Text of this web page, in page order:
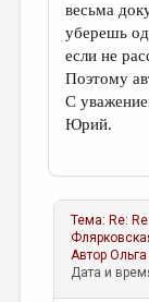
весьма
уберешь
если не
Поэтому
С
Юрий.
Тема: Re:
Автор
Дата и